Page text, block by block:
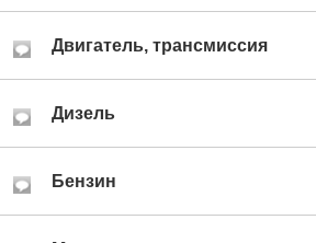
Двигатель, трансмиссия
Дизель
Бензин